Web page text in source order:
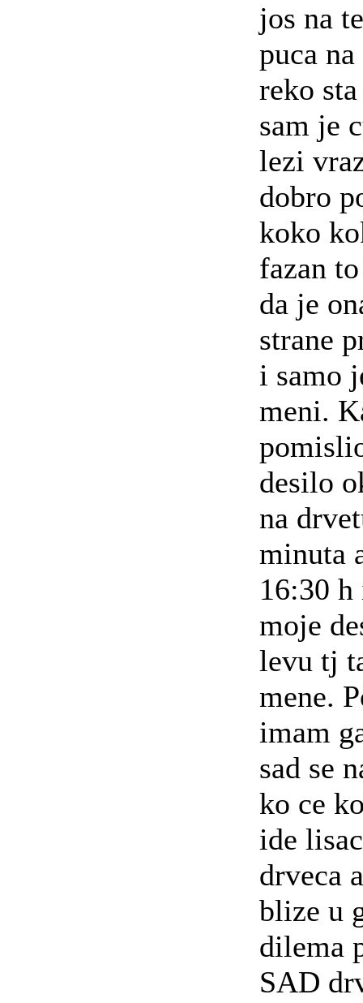
jos na
puca
reko
sam je
lezi
dobro
koko
fazan
da je
strane
i samo
meni.
desilo
na
minuta
16:30 h
moje
levu tj
mene.
imam
sad se
ko ce
ide
drveca
blize u
dilema
SAD